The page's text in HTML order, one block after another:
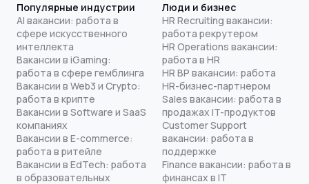
Популярные индустрии
AI вакансии: работа в
сфере искусственного
интеллекта
Вакансии в iGaming:
работа в сфере гемблинга
Вакансии в Web3 и Crypto:
работа в крипте
Вакансии в Software и SaaS
компаниях
Вакансии в E-commerce:
работа в ритейле
Вакансии в EdTech: работа
в образовательных
Люди и бизнес
HR Recruiting вакансии:
работа рекрутером
HR Operations вакансии:
работа в HR
HR BP вакансии: работа
HR-бизнес-партнером
Sales вакансии: работа в
продажах IT-продуктов
Customer Support
вакансии: работа в
поддержке
Finance вакансии: работа в
финансах в IT